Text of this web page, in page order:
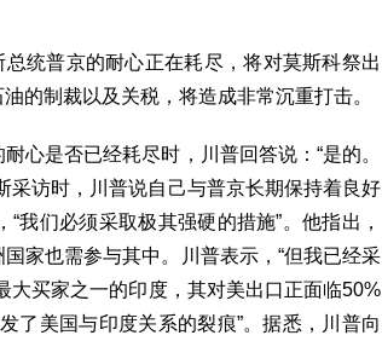
统普京的耐心正在耗尽，将对莫斯科祭出
的制裁以及关税，将造成非常沉重打击。
心是否已经耗尽时，川普回答说：“是的。
采访时，川普说自己与普京长期保持着良好
我们必须采取极其强硬的措施”。他指出，
家也需参与其中。川普表示，“但我已经采
大买家之一的印度，其对美出口正面临50%
了美国与印度关系的裂痕”。据悉，川普向